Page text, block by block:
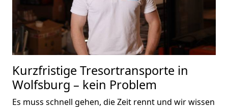
Kurzfristige Tresortransporte in
Wolfsburg – kein Problem
Es muss schnell gehen, die Zeit rennt und wir wissen